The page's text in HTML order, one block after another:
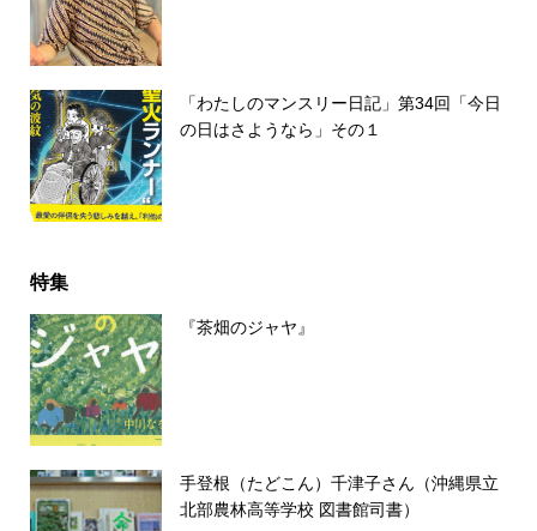
「わたしのマンスリー日記」第34回「今日
の日はさようなら」その１
特集
『茶畑のジャヤ』
手登根（たどこん）千津子さん（沖縄県立
北部農林高等学校 図書館司書）